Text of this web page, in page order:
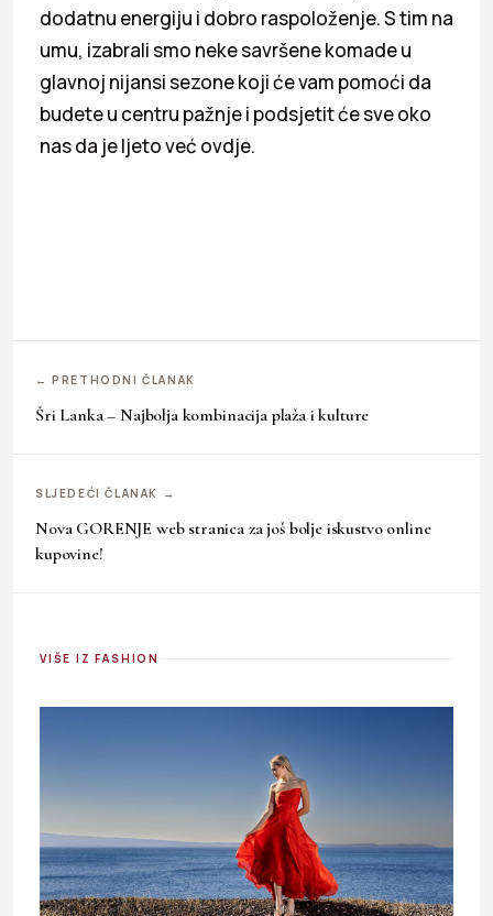
dodatnu energiju i dobro raspoloženje. S tim na
umu, izabrali smo neke savršene komade u
glavnoj nijansi sezone koji će vam pomoći da
budete u centru pažnje i podsjetit će sve oko
nas da je ljeto već ovdje.
← PRETHODNI ČLANAK
Šri Lanka – Najbolja kombinacija plaža i kulture
SLJEDEĆI ČLANAK →
Nova GORENJE web stranica za još bolje iskustvo online
kupovine!
VIŠE IZ FASHION